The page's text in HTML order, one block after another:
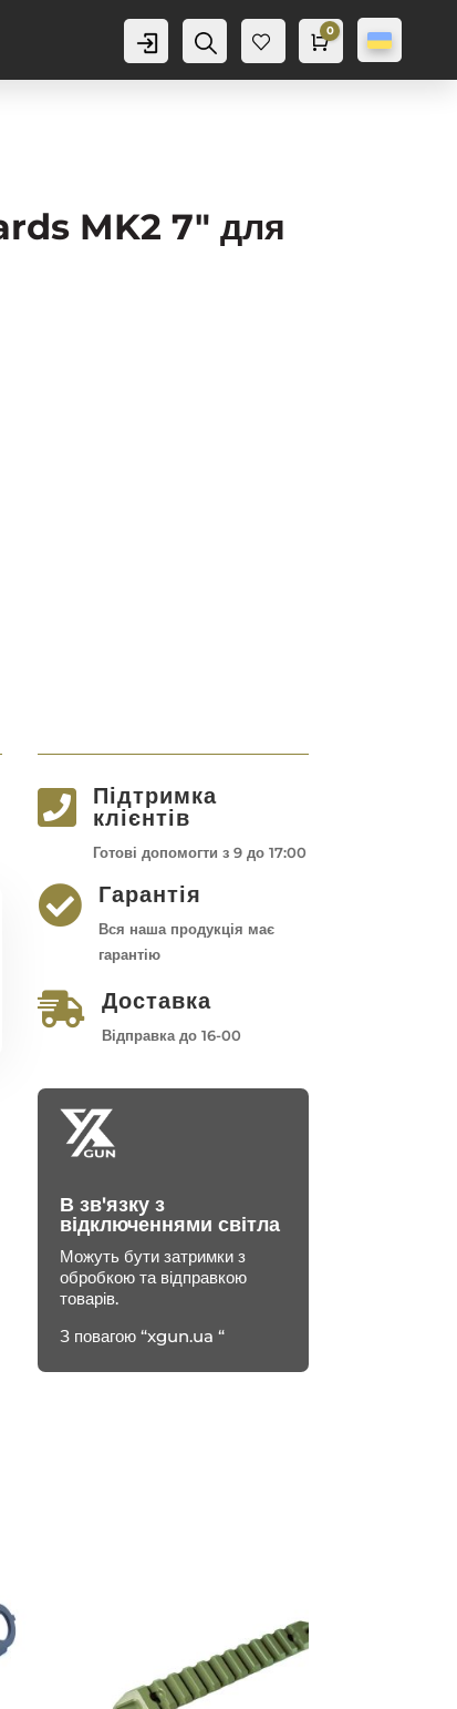
Аккаунт
Пошук
Баж
Cart
0
0,0грн
MK2 7″ для

Підтримка
клієнтів
Готові допомогти з 9 до 17:00
 Гарантія
Вся наша продукція має
гарантію
 Доставка
Відправка до 16-00
В зв'язку з
відключеннями світла
Можуть бути затримки з
обробкою та відправкою
товарів.
З повагою “xgun.ua “